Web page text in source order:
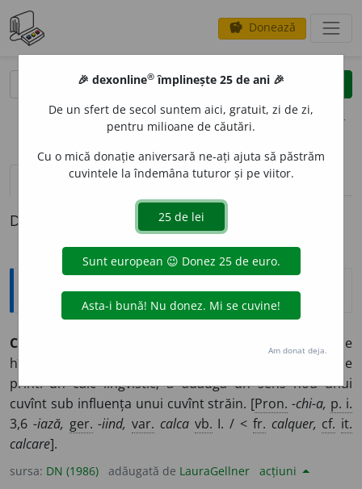
savings Donează
clear
opțiuni
definiții (1)
Definiția cu ID-ul 364273:
Explicative DEX
CALCHI
A copia (o schiță, un desen etc.) pe
hîrtie de calc.
) A forma un cuvînt sau o expresie
printr-un calc lingvistic; a adăuga un sens nou unui
cuvînt sub influența unui cuvînt străin. [Pron. -chi-a, p. i.
3,6 -iază, ger. -iind, var. calca vb. I. / < fr. calquer, cf. it.
calcare].
sursa: DN (1986) adăugată de LauraGellner acțiuni
🎉 dexonline® împlinește 25 de ani 🎉
De un sfert de secol suntem aici, gratuit, zi de zi,
pentru milioane de căutări.
Cu o mică donație aniversară ne-ați ajuta să păstrăm
cuvintele la îndemâna tuturor și pe viitor.
Am donat deja.